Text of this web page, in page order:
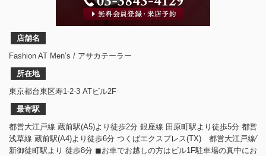
店舗名
Fashion AT Men’s / アサカテーラー
所在地
東京都台東区寿1-2-3 ATビル2F
最寄駅
都営大江戸線 蔵前駅(A5)より徒歩2分 銀座線 田原町駅より徒歩5分 都営
浅草線 蔵前駅(A4)より徒歩6分 つくばエクスプレス(TX) 都営大江戸線⁄
新御徒町駅より 徒歩8分 ◼︎お車でお越しの方はビル1F駐車場の真中にお